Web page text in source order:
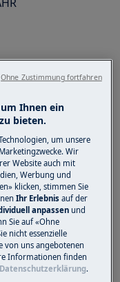
Gerät
es
zum dich vor
z'schütze.
Ihnen ein
bieten.
um unsere
Wir
Website auch mit
Werbung und
klicken, stimmen Sie
Ihr Erlebnisauf der
anpassen und
Sie auf «Ohne
nicht essenzielle
von uns angebotenen
Informationen finden
Datenschutzerklärung.
Ohne Zustimmung fortfahren